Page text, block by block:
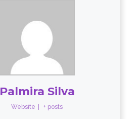
Palmira Silva
Website + posts